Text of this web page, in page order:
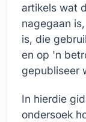
artikels wat
nagegaan
is, die
en op 'n
gepubliseer
In hierdie
ondersoek